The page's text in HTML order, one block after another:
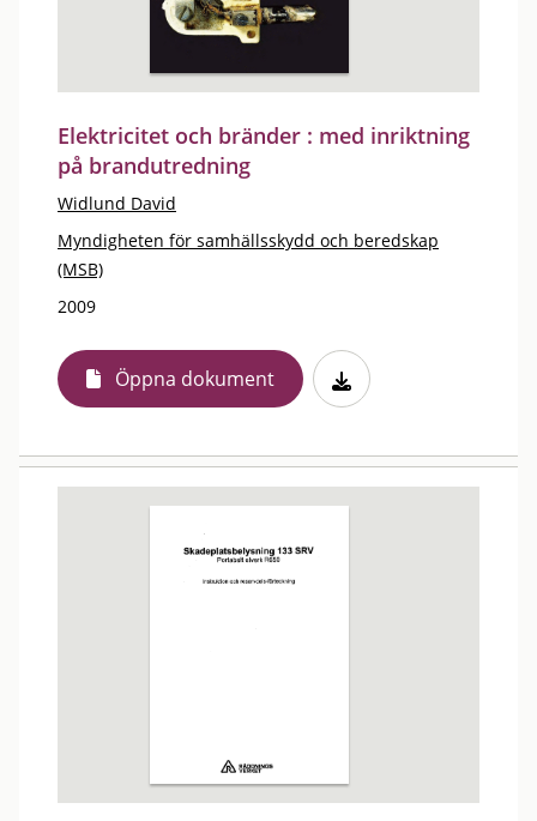
Elektricitet och bränder : med inriktning
på brandutredning
Widlund David
Myndigheten för samhällsskydd och beredskap
(MSB)
2009
Öppna dokument